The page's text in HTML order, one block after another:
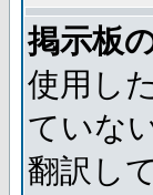
掲示板
使用し
ていな
翻訳し